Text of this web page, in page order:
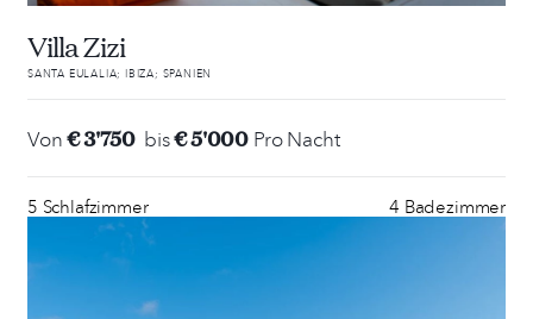
Villa Zizi
SANTA EULALIA; IBIZA; SPANIEN
Von€ 3'750 bis€ 5'000 Pro Nacht
5 Schlafzimmer 4 Badezimmer